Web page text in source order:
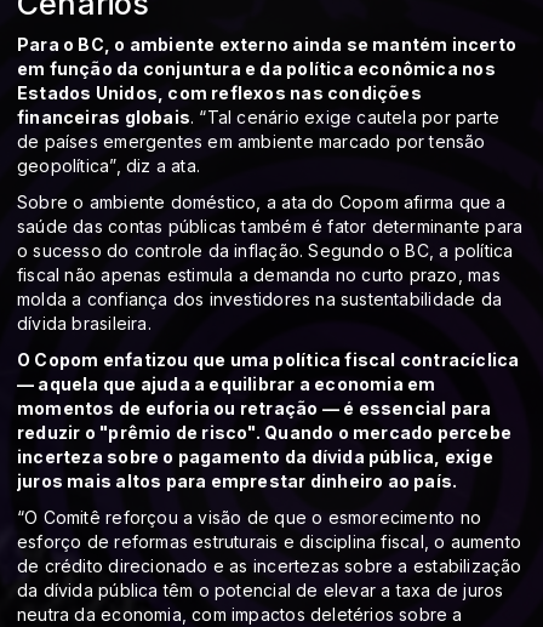
Para o BC, o ambiente externo ainda se mantém incerto
em função da conjuntura e da política econômica nos
Estados Unidos, com reflexos nas condições
financeiras globais. “Tal cenário exige cautela por parte
de países emergentes em ambiente marcado por tensão
geopolítica”, diz a ata.
Sobre o ambiente doméstico, a ata do Copom afirma que a
saúde das contas públicas também é fator determinante para
o sucesso do controle da inflação. Segundo o BC, a política
fiscal não apenas estimula a demanda no curto prazo, mas
molda a confiança dos investidores na sustentabilidade da
dívida brasileira.
O Copom enfatizou que uma política fiscal contracíclica
— aquela que ajuda a equilibrar a economia em
momentos de euforia ou retração — é essencial para
reduzir o "prêmio de risco". Quando o mercado percebe
incerteza sobre o pagamento da dívida pública, exige
juros mais altos para emprestar dinheiro ao país.
“O Comitê reforçou a visão de que o esmorecimento no
esforço de reformas estruturais e disciplina fiscal, o aumento
de crédito direcionado e as incertezas sobre a estabilização
da dívida pública têm o potencial de elevar a taxa de juros
neutra da economia, com impactos deletérios sobre a